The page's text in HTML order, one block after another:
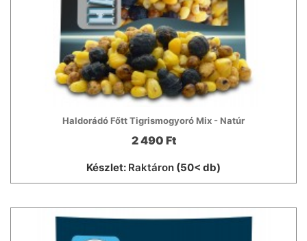
Haldorádó Főtt Tigrismogyoró Mix - Natúr
2 490 Ft
Készlet: Raktáron (50< db)